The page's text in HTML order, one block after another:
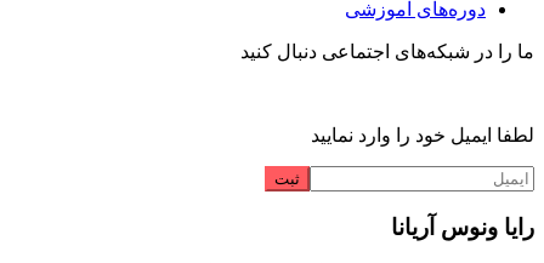
دوره‌های آموزشی
ما را در شبکه‌های اجتماعی دنبال کنید
لطفا ایمیل خود را وارد نمایید
رایا ونوس آریانا